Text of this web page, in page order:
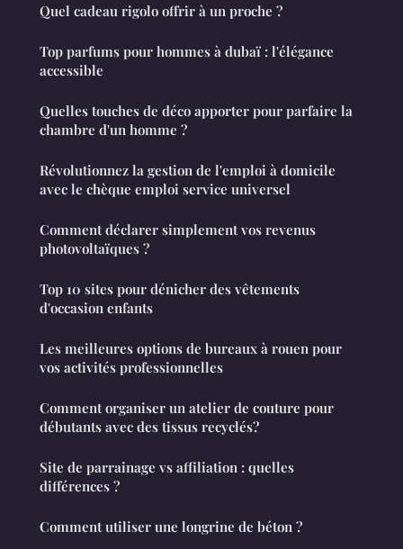
Quel cadeau rigolo offrir à un proche ?
Top parfums pour hommes à dubaï : l'élégance
accessible
Quelles touches de déco apporter pour parfaire la
chambre d'un homme ?
Révolutionnez la gestion de l'emploi à domicile
avec le chèque emploi service universel
Comment déclarer simplement vos revenus
photovoltaïques ?
Top 10 sites pour dénicher des vêtements
d'occasion enfants
Les meilleures options de bureaux à rouen pour
vos activités professionnelles
Comment organiser un atelier de couture pour
débutants avec des tissus recyclés?
Site de parrainage vs affiliation : quelles
différences ?
Comment utiliser une longrine de béton ?